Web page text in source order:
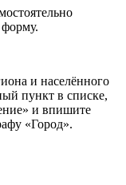
и населённого
пункт в списке,
и впишите
«Город».